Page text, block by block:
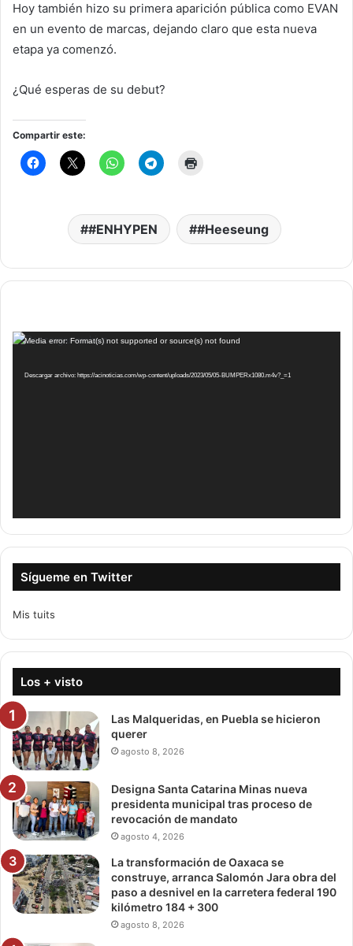
Hoy también hizo su primera aparición pública como EVAN
en un evento de marcas, dejando claro que esta nueva
etapa ya comenzó.
¿Qué esperas de su debut?
Compartir este:
#ENHYPEN #Heeseung
Reproductor
vídeo
Media error: Format(s) not supported or source(s) not found
Descargar archivo: https://acinoticias.com/wp-content/uploads/2023/05/05-BUMPERx1080.m4v?_=1
Sígueme en Twitter
Mis tuits
Los + visto
Las Malqueridas, en Puebla se hicieron
querer
agosto 8, 2026
Designa Santa Catarina Minas nueva
presidenta municipal tras proceso de
revocación de mandato
agosto 4, 2026
La transformación de Oaxaca se
construye, arranca Salomón Jara obra del
paso a desnivel en la carretera federal 190
kilómetro 184 + 300
agosto 8, 2026